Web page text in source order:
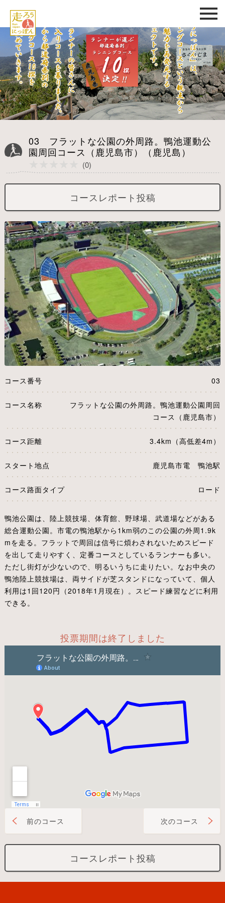
03 フラットな公園の外周路。鴨池運動公
園周回コース（鹿児島市）（鹿児島）
(0)
コースレポート投稿
コース番号 03
コース名称
フラットな公園の外周路。鴨池運動公園周回
コース（鹿児島市）
コース距離 3.4km（高低差4m）
スタート地点 鹿児島市電 鴨池駅
コース路面タイプ ロード
鴨池公園は、陸上競技場、体育館、野球場、武道場などがある
総合運動公園。市電の鴨池駅から1km弱のこの公園の外周1.9k
mを走る。フラットで周回は信号に煩わされないためスピード
を出して走りやすく、定番コースとしているランナーも多い。
ただし街灯が少ないので、明るいうちに走りたい。なお中央の
鴨池陸上競技場は、両サイドが芝スタンドになっていて、個人
利用は1回120円（2018年1月現在）。スピード練習などに利用
できる。
投票期間は終了しました
次のコース
前のコース
コースレポート投稿